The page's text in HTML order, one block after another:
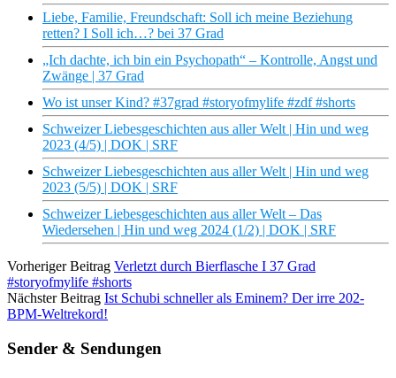
Liebe, Familie, Freundschaft: Soll ich meine Beziehung
retten? I Soll ich…? bei 37 Grad
„Ich dachte, ich bin ein Psychopath“ – Kontrolle, Angst und
Zwänge | 37 Grad
Wo ist unser Kind? #37grad #storyofmylife #zdf #shorts
Schweizer Liebesgeschichten aus aller Welt | Hin und weg
2023 (4/5) | DOK | SRF
Schweizer Liebesgeschichten aus aller Welt | Hin und weg
2023 (5/5) | DOK | SRF
Schweizer Liebesgeschichten aus aller Welt – Das
Wiedersehen | Hin und weg 2024 (1/2) | DOK | SRF
Vorheriger Beitrag Verletzt durch Bierflasche I 37 Grad
#storyofmylife #shorts
Nächster Beitrag Ist Schubi schneller als Eminem? Der irre 202-
BPM-Weltrekord!
Sender & Sendungen